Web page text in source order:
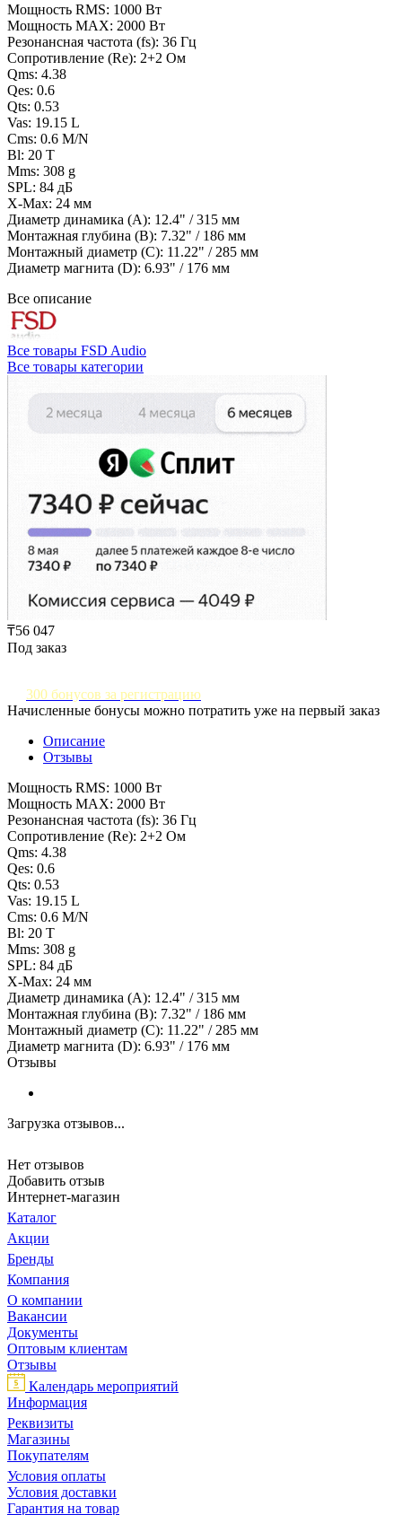
Мощность RMS: 1000 Вт
Мощность MAX: 2000 Вт
Резонансная частота (fs): 36 Гц
Сопротивление (Re): 2+2 Ом
Qms: 4.38
Qes: 0.6
Qts: 0.53
Vas: 19.15 L
Cms: 0.6 M/N
Bl: 20 T
Mms: 308 g
SPL: 84 дБ
X-Max: 24 мм
Диаметр динамика (A): 12.4" / 315 мм
Монтажная глубина (B): 7.32" / 186 мм
Монтажный диаметр (C): 11.22" / 285 мм
Диаметр магнита (D): 6.93" / 176 мм
Все описание
Все товары FSD Audio
Все товары категории
₸56 047
Под заказ
300 бонусов за регистрацию
Начисленные бонусы можно потратить уже на первый заказ
Описание
Отзывы
Мощность RMS: 1000 Вт
Мощность MAX: 2000 Вт
Резонансная частота (fs): 36 Гц
Сопротивление (Re): 2+2 Ом
Qms: 4.38
Qes: 0.6
Qts: 0.53
Vas: 19.15 L
Cms: 0.6 M/N
Bl: 20 T
Mms: 308 g
SPL: 84 дБ
X-Max: 24 мм
Диаметр динамика (A): 12.4" / 315 мм
Монтажная глубина (B): 7.32" / 186 мм
Монтажный диаметр (C): 11.22" / 285 мм
Диаметр магнита (D): 6.93" / 176 мм
Отзывы
Загрузка отзывов...
Нет отзывов
Добавить отзыв
Интернет-магазин
Каталог
Акции
Бренды
Компания
О компании
Вакансии
Документы
Оптовым клиентам
Отзывы
Календарь мероприятий
Информация
Реквизиты
Магазины
Покупателям
Условия оплаты
Условия доставки
Гарантия на товар